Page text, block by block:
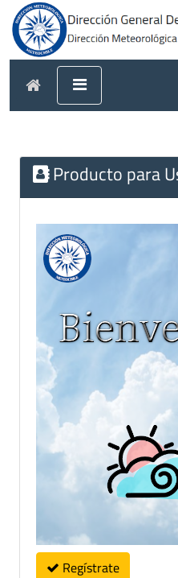
Producto para
Regístrate